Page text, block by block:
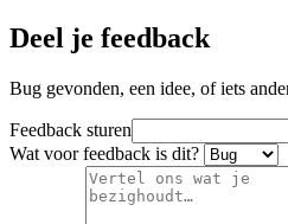
Deel je feedback
Bug gevonden, een idee, of iets
Feedback sturen
Wat voor feedback is dit?